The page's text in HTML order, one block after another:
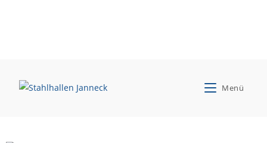
Menü
GS Agri eG